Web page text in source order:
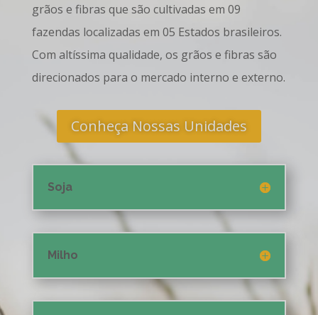
grãos e fibras que são cultivadas em 09
fazendas localizadas em 05 Estados brasileiros.
Com altíssima qualidade, os grãos e fibras são
direcionados para o mercado interno e externo.
Conheça Nossas Unidades
Soja
Milho